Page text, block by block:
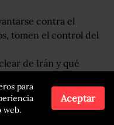
contra el
tomen el control del
de Irán y qué
para
web.
Aceptar